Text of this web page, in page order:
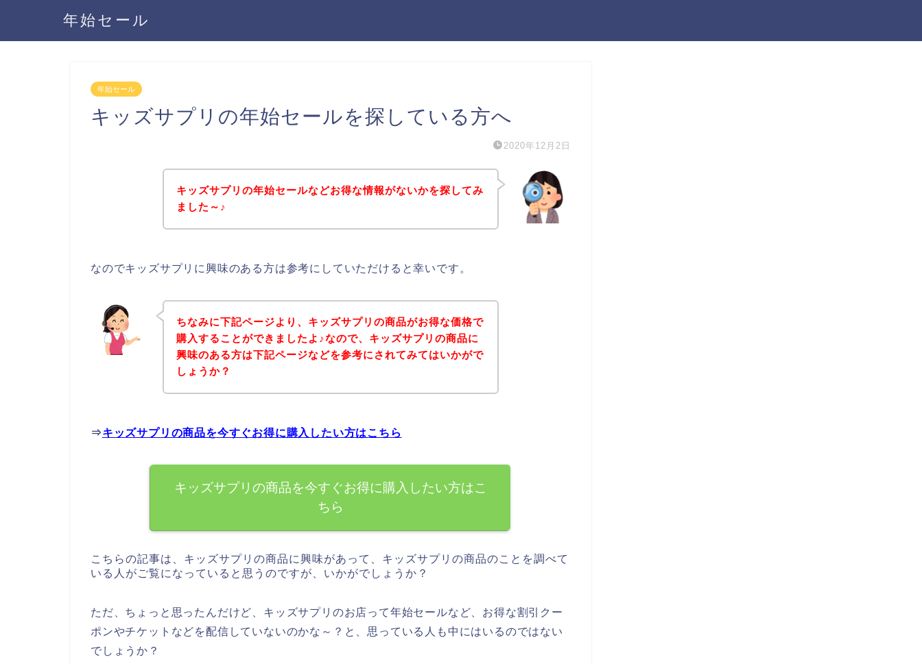
年始セール
年始セール
キッズサプリの年始セールを探している方へ
2020年12月2日
キッズサプリの年始セールなどお得な情報がないかを探してみ
ました～♪
なのでキッズサプリに興味のある方は参考にしていただけると幸いです。
ちなみに下記ページより、キッズサプリの商品がお得な価格で
購入することができましたよ♪なので、キッズサプリの商品に
興味のある方は下記ページなどを参考にされてみてはいかがで
しょうか？
⇒キッズサプリの商品を今すぐお得に購入したい方はこちら
キッズサプリの商品を今すぐお得に購入したい方はこ
ちら
こちらの記事は、キッズサプリの商品に興味があって、キッズサプリの商品のことを調べて
いる人がご覧になっていると思うのですが、いかがでしょうか？
ただ、ちょっと思ったんだけど、キッズサプリのお店って年始セールなど、お得な割引クー
ポンやチケットなどを配信していないのかな～？と、思っている人も中にはいるのではない
でしょうか？